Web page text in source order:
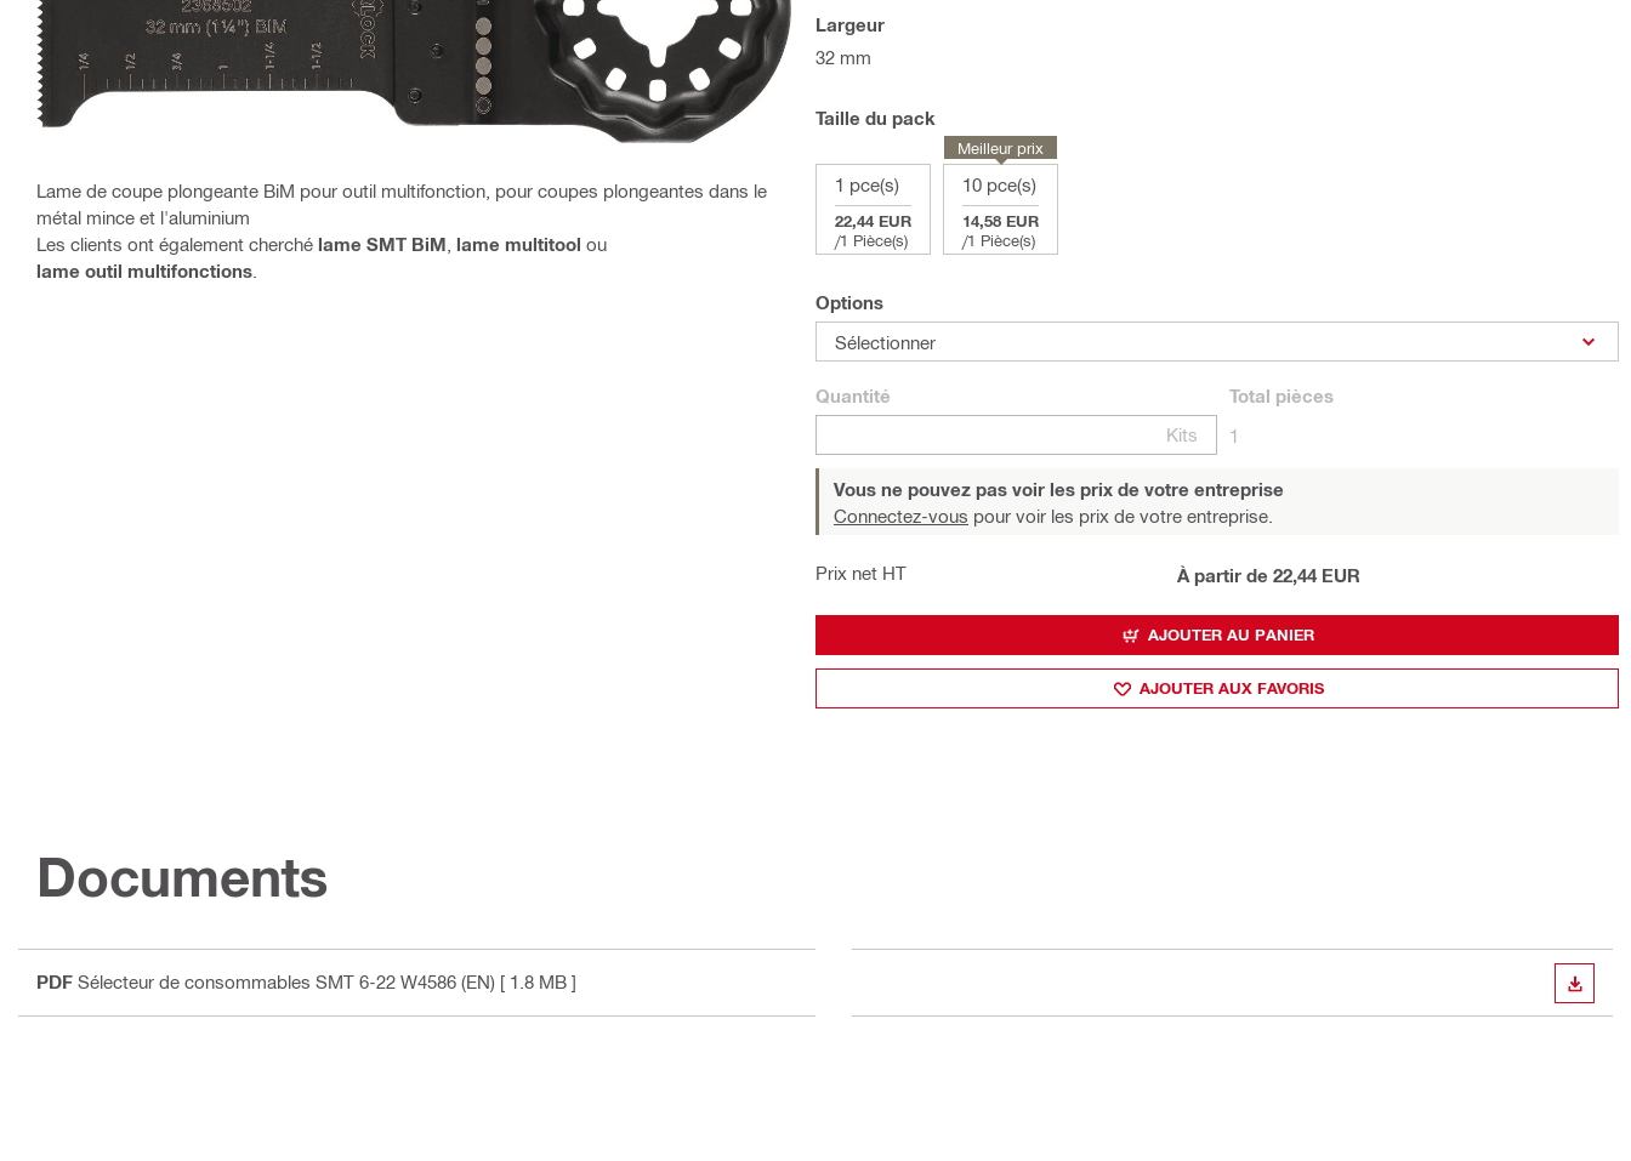
Lame de coupe plongeante BiM pour outil multifonction, pour coupes plongeantes dans le
métal mince et l'aluminium
Les clients ont également cherché lame SMT BiM lame multitool ou
lame outil multifonctions
Largeur
32 mm
Taille du pack
1 pce(s)
22,44 EUR
/1 Pièce(s)
10 pce(s)
14,58 EUR
/1 Pièce(s)
Meilleur prix
Options
Sélectionner
Quantité
Kits
Total pièces
1
Vous ne pouvez pas voir les prix de votre entreprise
Connectez-vous pour voir les prix de votre entreprise.
Prix net HT À partir de 22,44 EUR
AJOUTER AU PANIER
AJOUTER AUX FAVORIS
Documents
PDF Sélecteur de consommables SMT 6-22 W4586 (EN) [ 1.8 MB ]